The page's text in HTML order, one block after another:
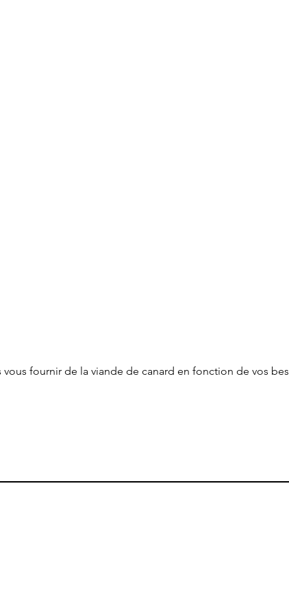
vous fournir de la viande de canard en fonction de vos